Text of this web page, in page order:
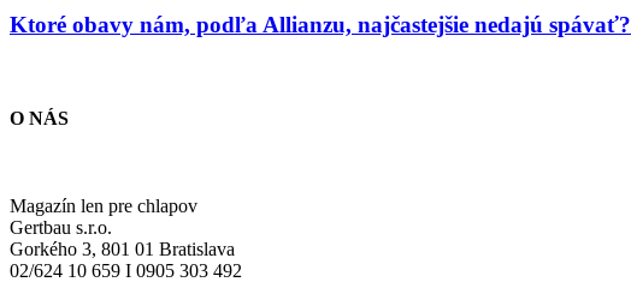
Ktoré obavy nám, podľa Allianzu, najčastejšie nedajú spávať?
O NÁS
Magazín len pre chlapov
Gertbau s.r.o.
Gorkého 3, 801 01 Bratislava
02/624 10 659 I 0905 303 492